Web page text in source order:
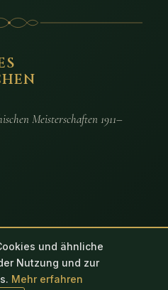
Meisterschaften 1911–
Ligafussballs
und ähnliche
Nutzung und zur
Mehr erfahren